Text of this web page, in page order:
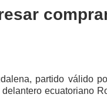
partido válido
ecuatoriano